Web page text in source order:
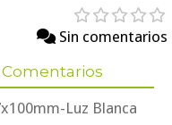
Sin comentarios
Comentarios
Luz Blanca